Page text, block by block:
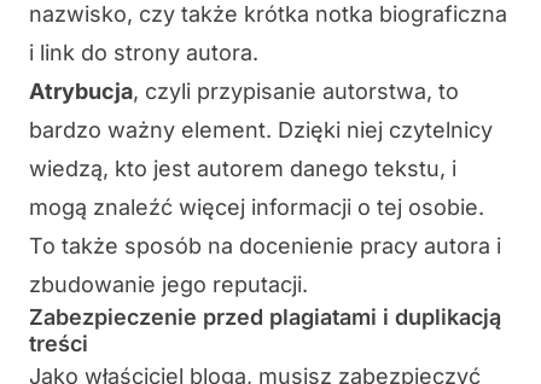
nazwisko, czy także krótka notka biograficzna
i link do strony autora.
Atrybucja, czyli przypisanie autorstwa, to
bardzo ważny element. Dzięki niej czytelnicy
wiedzą, kto jest autorem danego tekstu, i
mogą znaleźć więcej informacji o tej osobie.
To także sposób na docenienie pracy autora i
zbudowanie jego reputacji.
Zabezpieczenie przed plagiatami i duplikacją
treści
Jako właściciel bloga, musisz zabezpieczyć